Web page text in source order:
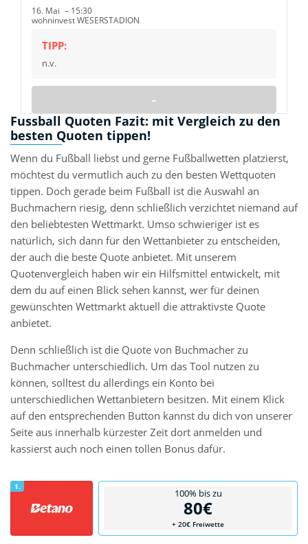
16. Mai
15:30
wohninvest WESERSTADION
TIPP:
n.v.
–
Fussball Quoten Fazit: mit Vergleich zu den
besten Quoten tippen!
Wenn du Fußball liebst und gerne Fußballwetten platzierst,
möchtest du vermutlich auch zu den besten Wettquoten
tippen. Doch gerade beim Fußball ist die Auswahl an
Buchmachern riesig, denn schließlich verzichtet niemand auf
den beliebtesten Wettmarkt. Umso schwieriger ist es
natürlich, sich dann für den Wettanbieter zu entscheiden,
der auch die beste Quote anbietet. Mit unserem
Quotenvergleich haben wir ein Hilfsmittel entwickelt, mit
dem du auf einen Blick sehen kannst, wer für deinen
gewünschten Wettmarkt aktuell die attraktivste Quote
anbietet.
Denn schließlich ist die Quote von Buchmacher zu
Buchmacher unterschiedlich. Um das Tool nutzen zu
können, solltest du allerdings ein Konto bei
unterschiedlichen Wettanbietern besitzen. Mit einem Klick
auf den entsprechenden Button kannst du dich von unserer
Seite aus innerhalb kürzester Zeit dort anmelden und
kassierst auch noch einen tollen Bonus dafür.
1.
100% bis zu
80€
+ 20€ Freiwette